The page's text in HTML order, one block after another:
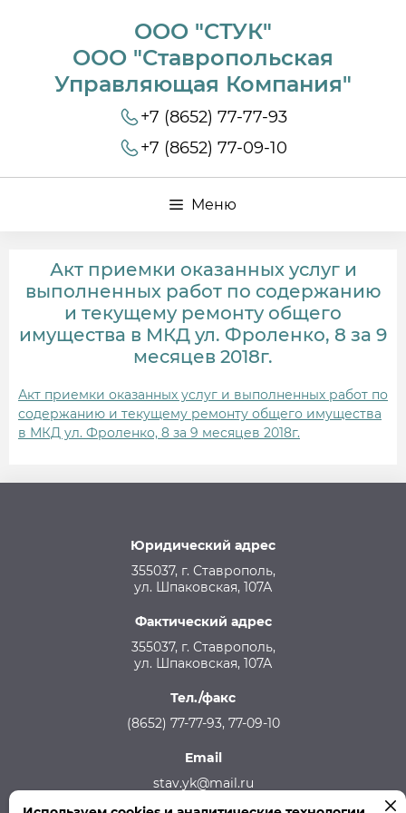
ООО "СТУК"
ООО "Ставропольская
Управляющая Компания"
+7 (8652) 77-77-93
+7 (8652) 77-09-10
Меню
Акт приемки оказанных услуг и
выполненных работ по содержанию
и текущему ремонту общего
имущества в МКД ул. Фроленко, 8 за 9
месяцев 2018г.
Акт приемки оказанных услуг и выполненных работ по
содержанию и текущему ремонту общего имущества
в МКД ул. Фроленко, 8 за 9 месяцев 2018г.
Юридический адрес
355037, г. Ставрополь,
ул. Шпаковская, 107А
Фактический адрес
355037, г. Ставрополь,
ул. Шпаковская, 107А
Тел./факс
(8652) 77-77-93, 77-09-10
Email
stav.yk@mail.ru